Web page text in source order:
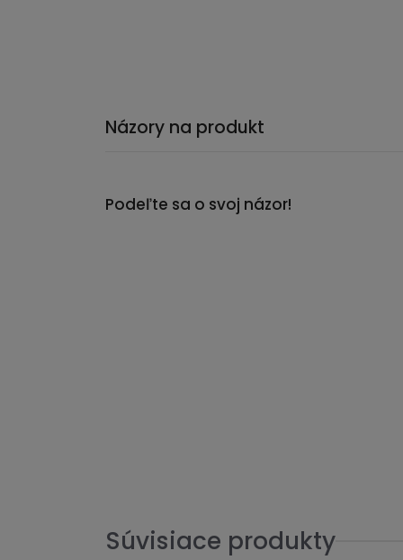
Názory na produkt
Podeľte sa o svoj názor!
Súvisiace produkty